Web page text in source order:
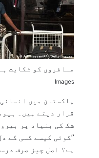
مسافروں کو شکایت
Images
پاکستان میں
قرار دیتے ہیں۔
شک کی بنیاد پر
’’کوئی کیسے کسی کے
ہے؟ اصل چیز صرف